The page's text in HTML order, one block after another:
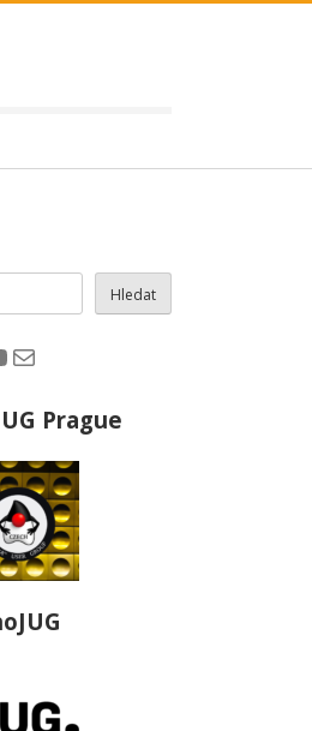
Hledat
fórum
kanál
CZJUG email
Prague